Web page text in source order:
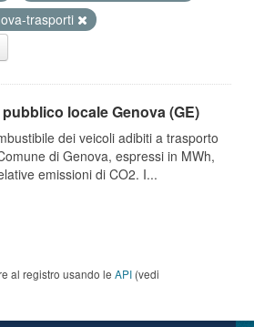
trasporti
locale Genova (GE)
dei veicoli adibiti a trasporto
di Genova, espressi in MWh,
emissioni di CO2. I...
al registro usando le API (vedi